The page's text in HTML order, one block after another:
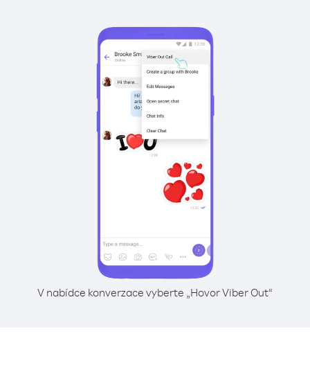
V nabídce konverzace vyberte „Hovor Viber Out“